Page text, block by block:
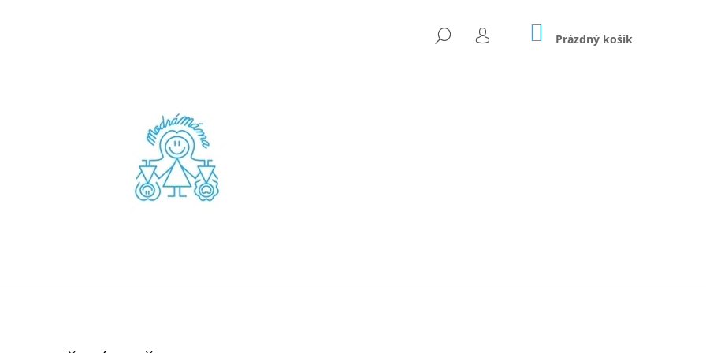
HLEDAT
PŘIHLÁŠENÍ
NÁKUPNÍ
KOŠÍK
Prázdný košík
HLEDAT
Následující